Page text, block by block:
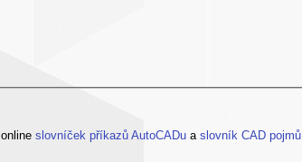
slovníček příkazů AutoCADu a slovník CAD pojmů